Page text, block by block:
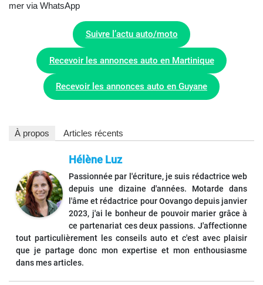
mer via WhatsApp
Suivre l’actu auto/moto
Recevoir les annonces auto en Martinique
Recevoir les annonces auto en Guyane
À propos Articles récents
Hélène Luz
Passionnée par l'écriture, je suis rédactrice web
depuis une dizaine d'années. Motarde dans
l'âme et rédactrice pour Oovango depuis janvier
2023, j'ai le bonheur de pouvoir marier grâce à
ce partenariat ces deux passions. J'affectionne
tout particulièrement les conseils auto et c'est avec plaisir
que je partage donc mon expertise et mon enthousiasme
dans mes articles.